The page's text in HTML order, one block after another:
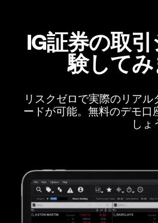
IG証券の取
験してみ
リスクゼロで実際のリア
ードが可能。無料のデモ口
しょ